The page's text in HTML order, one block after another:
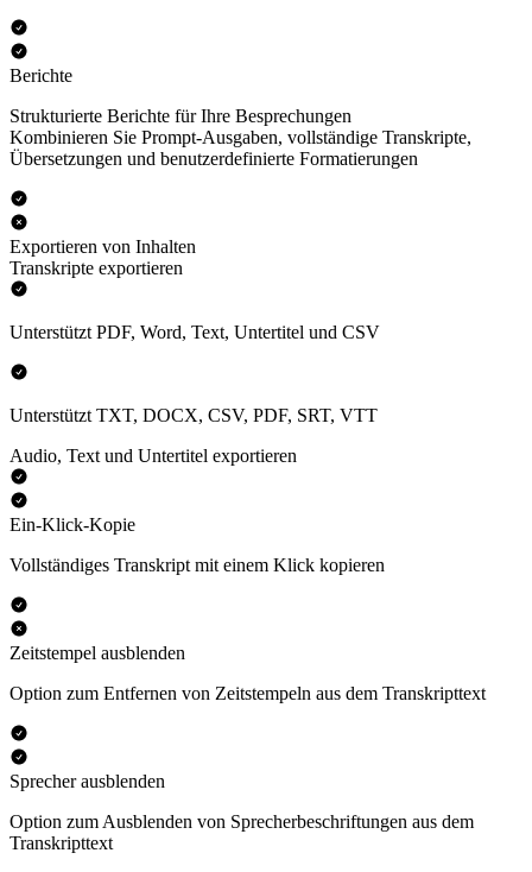
Berichte
Strukturierte Berichte für Ihre Besprechungen
Kombinieren Sie Prompt-Ausgaben, vollständige Transkripte,
Übersetzungen und benutzerdefinierte Formatierungen
Exportieren von Inhalten
Transkripte exportieren
Unterstützt PDF, Word, Text, Untertitel und CSV
Unterstützt TXT, DOCX, CSV, PDF, SRT, VTT
Audio, Text und Untertitel exportieren
Ein-Klick-Kopie
Vollständiges Transkript mit einem Klick kopieren
Zeitstempel ausblenden
Option zum Entfernen von Zeitstempeln aus dem Transkripttext
Sprecher ausblenden
Option zum Ausblenden von Sprecherbeschriftungen aus dem
Transkripttext